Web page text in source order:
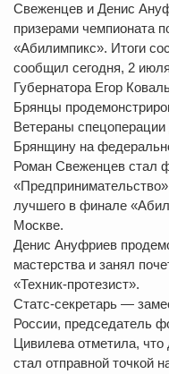
Свеженцев и Денис
призерами чемпионата
«Абилимпикс». Итоги
сообщил сегодня, 2
Губернатора Егор
Брянцы
Ветераны
Брянщину на
Роман Свеженцев стал
лучшего в финале
Москве.
Денис Ануфриев
мастерства и занял
«Техник-протезист».
Статс-секретарь —
России, председатель
Цивилева отметила,
стал отправной точкой